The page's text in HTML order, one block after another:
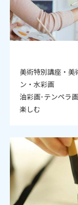
美術特別講座・
ン・水彩画
油彩画･テンペラ
楽しむ